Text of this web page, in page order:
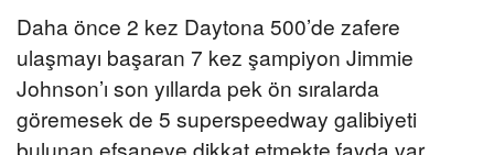
Daha önce 2 kez Daytona 500’de zafere
ulaşmayı başaran 7 kez şampiyon Jimmie
Johnson’ı son yıllarda pek ön sıralarda
göremesek de 5 superspeedway galibiyeti
bulunan efsaneye dikkat etmekte fayda var.